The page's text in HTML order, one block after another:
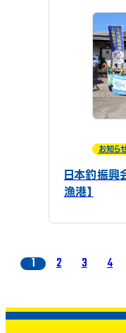
お知ら
日本釣振
漁港】
1 2 3 4